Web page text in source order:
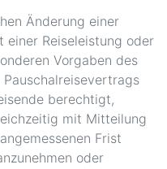
Änderung einer
einer Reiseleistung oder
Vorgaben des
berechtigt,
mit Mitteilung
Frist
oder